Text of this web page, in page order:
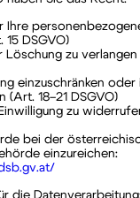
Ihre
15 DSGVO)
Löschung zu verlangen
einzuschränken oder
(Art. 18–21 DSGVO)
zu
bei der
einzureichen:
die